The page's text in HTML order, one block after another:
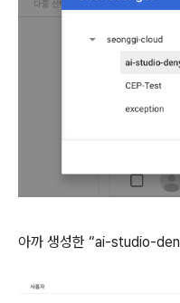
아까 생성한 “ai-studio-